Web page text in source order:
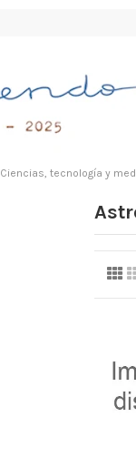
Ciencias, tecnología y